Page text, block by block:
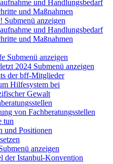
und Handlungsbedarf
und Maßnahmen
Submenü anzeigen
und Handlungsbedarf
und Maßnahmen
Submenü anzeigen
2024 Submenü anzeigen
der bff-Mitglieder
Hilfesystem bei
Gewalt
von Fachberatungsstellen
tun
und Positionen
anzeigen
der Istanbul-Konvention